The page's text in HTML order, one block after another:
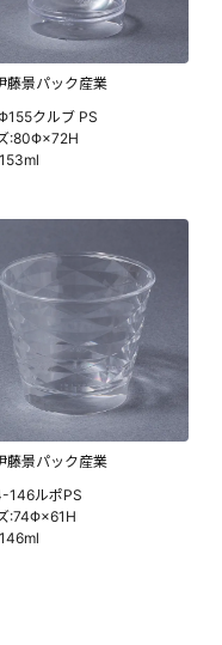
藤景パック産業
クルブ PS
:80Φ×72H
藤景パック産業
146ルポPS
:74Φ×61H